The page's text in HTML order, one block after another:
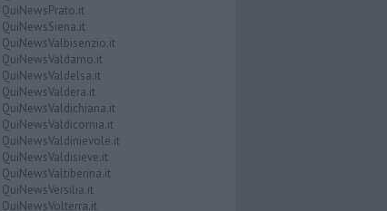
QuiNewsPrato.it
QuiNewsSiena.it
QuiNewsValbisenzio.it
QuiNewsValdarno.it
QuiNewsValdelsa.it
QuiNewsValdera.it
QuiNewsValdichiana.it
QuiNewsValdicornia.it
QuiNewsValdinievole.it
QuiNewsValdisieve.it
QuiNewsValtiberina.it
QuiNewsVersilia.it
QuiNewsVolterra.it